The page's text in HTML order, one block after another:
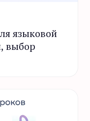
языковой
выбор